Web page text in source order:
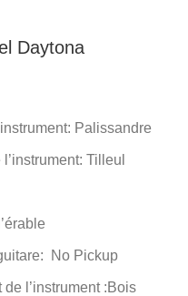
Daytona
‎Palissandre
‎Tilleul
‎No Pickup
l’instrument ‎:Bois